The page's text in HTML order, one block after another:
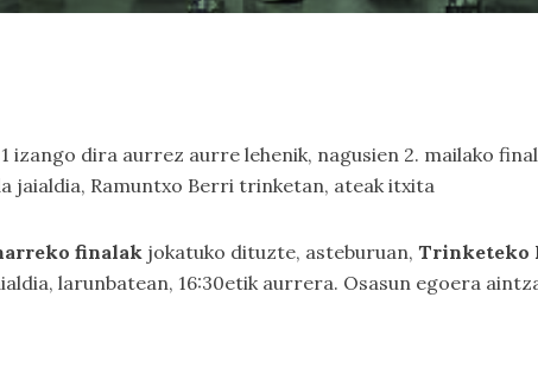
izango dira aurrez aurre lehenik, nagusien 2. mailako
jaialdia, Ramuntxo Berri trinketan, ateak itxita
finalak jokatuko dituzte, asteburuan, Trinketeko
larunbatean, 16:30etik aurrera. Osasun egoera